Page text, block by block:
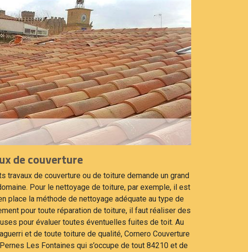
de couverture
travaux de couverture ou de toiture demande un grand
Pour le nettoyage de toiture, par exemple, il est
place la méthode de nettoyage adéquate au type de
pour toute réparation de toiture, il faut réaliser des
pour évaluer toutes éventuelles fuites de toit. Au
et de toute toiture de qualité, Cornero Couverture
Les Fontaines qui s’occupe de tout 84210 et de